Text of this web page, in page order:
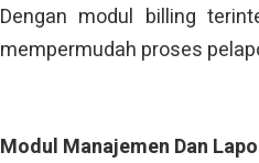
Dengan modul billing
mempermudah proses
Modul Manajemen Dan